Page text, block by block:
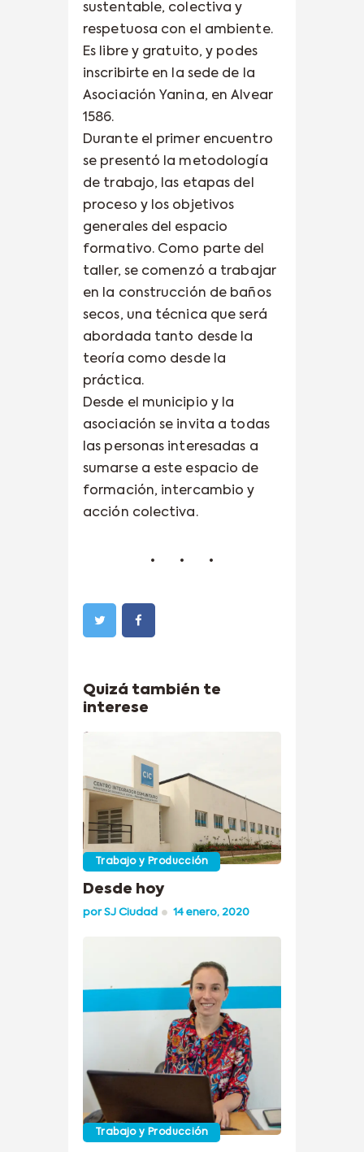
sustentable, colectiva y
respetuosa con el ambiente.
Es libre y gratuito, y podes
inscribirte en la sede de la
Asociación Yanina, en Alvear
1586.
Durante el primer encuentro
se presentó la metodología
de trabajo, las etapas del
proceso y los objetivos
generales del espacio
formativo. Como parte del
taller, se comenzó a trabajar
en la construcción de baños
secos, una técnica que será
abordada tanto desde la
teoría como desde la
práctica.
Desde el municipio y la
asociación se invita a todas
las personas interesadas a
sumarse a este espacio de
formación, intercambio y
acción colectiva.
Quizá también te
interese
Trabajo y Producción
Desde hoy
porSJ Ciudad 14 enero, 2020
Trabajo y Producción